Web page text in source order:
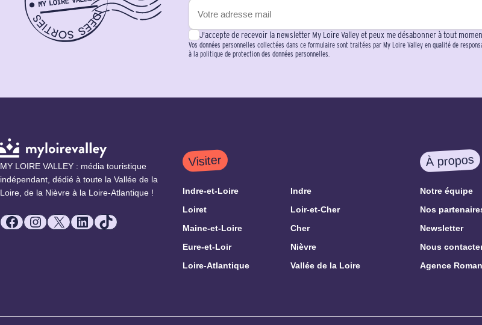
J'accepte de recevoir la newsletter My Loire Valley et peux me désabonner à tout
Vos données personnelles collectées dans ce formulaire sont traitées par My Loire Valley en qualité de
à la politique de protection des données personnelles.
MY LOIRE VALLEY : média touristique
indépendant, dédié à toute la Vallée de la
Loire, de la Nièvre à la Loire-Atlantique !
Facebook
Instagram
X LinkedIn
TikTok
Visiter
Indre-et-Loire
Indre
Loiret
Loir-et-Cher
Maine-et-Loire
Cher
Eure-et-Loir
Nièvre
Loire-Atlantique
Vallée de la Loire
À propos
Notre équipe
Nos
Newsletter
Nous
Agence